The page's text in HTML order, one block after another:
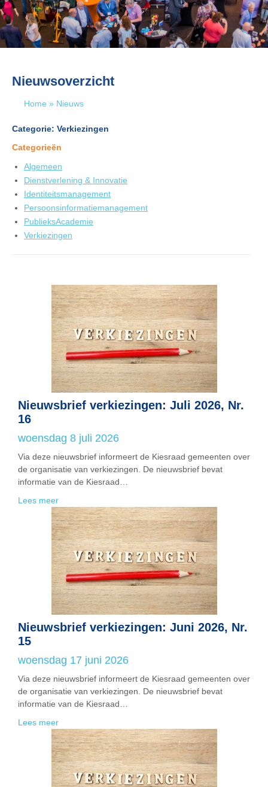
Nieuwsoverzicht
Home » Nieuws
Categorie: Verkiezingen
Categorieën
Algemeen
Dienstverlening & Innovatie
Identiteitsmanagement
Persoonsinformatiemanagement
PublieksAcademie
Verkiezingen
Nieuwsbrief verkiezingen: Juli 2026, Nr.
16
woensdag 8 juli 2026
Via deze nieuwsbrief informeert de Kiesraad gemeenten over
de organisatie van verkiezingen. De nieuwsbrief bevat
informatie van de Kiesraad…
Lees meer
Nieuwsbrief verkiezingen: Juni 2026, Nr.
15
woensdag 17 juni 2026
Via deze nieuwsbrief informeert de Kiesraad gemeenten over
de organisatie van verkiezingen. De nieuwsbrief bevat
informatie van de Kiesraad…
Lees meer